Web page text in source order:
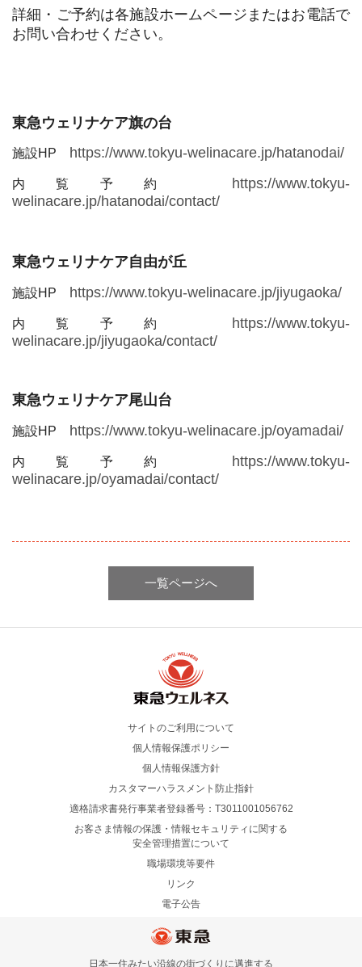
詳細・ご予約は各施設ホームページまたはお電話で
お問い合わせください。
東急ウェリナケア旗の台
施設HP https://www.tokyu-welinacare.jp/hatanodai/
内覧予約
https://www.tokyu-
welinacare.jp/hatanodai/contact/
東急ウェリナケア自由が丘
施設HP https://www.tokyu-welinacare.jp/jiyugaoka/
内覧予約 https://www.tokyu-
welinacare.jp/jiyugaoka/contact/
東急ウェリナケア尾山台
施設HP https://www.tokyu-welinacare.jp/oyamadai/
内覧予約 https://www.tokyu-
welinacare.jp/oyamadai/contact/
一覧ページへ
サイトのご利用について
個人情報保護ポリシー
個人情報保護方針
カスタマーハラスメント防止指針
適格請求書発行事業者登録番号：T3011001056762
お客さま情報の保護・情報セキュリティに関する
安全管理措置について
職場環境等要件
リンク
電子公告
日本一住みたい沿線の街づくりに邁進する